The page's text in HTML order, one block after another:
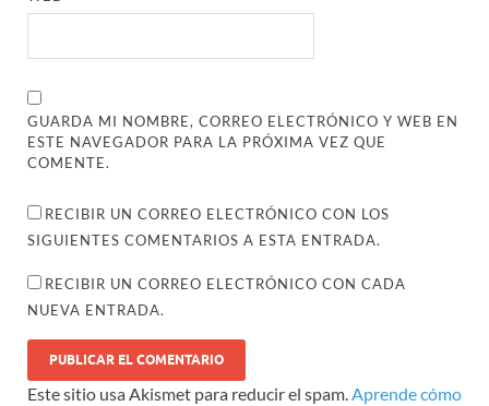
GUARDA MI NOMBRE, CORREO ELECTRÓNICO Y WEB EN
ESTE NAVEGADOR PARA LA PRÓXIMA VEZ QUE
COMENTE.
RECIBIR UN CORREO ELECTRÓNICO CON LOS
SIGUIENTES COMENTARIOS A ESTA ENTRADA.
RECIBIR UN CORREO ELECTRÓNICO CON CADA
NUEVA ENTRADA.
Este sitio usa Akismet para reducir el spam.Aprende cómo